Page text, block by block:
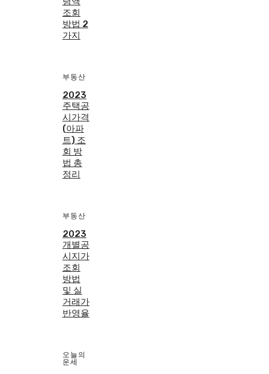
조회
방법 2
가지
부동산
2023
주택공
시가격
(아파
트) 조
회 방
법 총
정리
부동산
2023
개별공
시지가
조회
방법
및 실
거래가
반영율
오늘의
운세